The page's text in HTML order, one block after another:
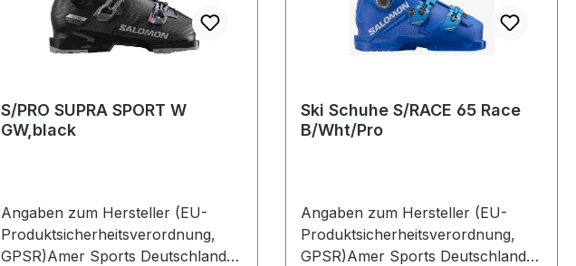
S/PRO SUPRA SPORT W
GW,black
Angaben zum Hersteller (EU-
Produktsicherheitsverordnung,
GPSR)Amer Sports Deutschland
Ski Schuhe S/RACE 65 Race
B/Wht/Pro
Angaben zum Hersteller (EU-
Produktsicherheitsverordnung,
GPSR)Amer Sports Deutschland